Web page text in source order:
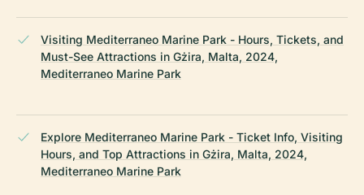
Visiting Mediterraneo Marine Park - Hours, Tickets, and
Must-See Attractions in Gżira, Malta, 2024,
Mediterraneo Marine Park
Explore Mediterraneo Marine Park - Ticket Info, Visiting
Hours, and Top Attractions in Gżira, Malta, 2024,
Mediterraneo Marine Park